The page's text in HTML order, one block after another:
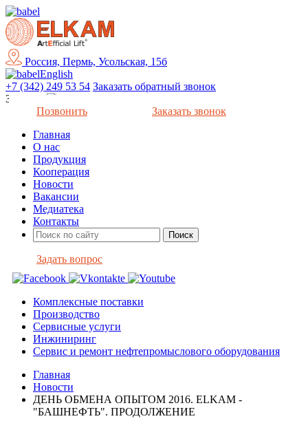
Россия, Пермь, Усольская, 15б
English
+7 (342) 249 53 54 Заказать обратный звонок
Закрыть
Позвонить
Заказать звонок
Главная
О нас
Продукция
Кооперация
Новости
Вакансии
Медиатека
Контакты
Задать вопрос
Комплексные поставки
Производство
Сервисные услуги
Инжиниринг
Сервис и ремонт нефтепромыслового оборудования
Главная
Новости
ДЕНЬ ОБМЕНА ОПЫТОМ 2016. ELKAM -
"БАШНЕФТЬ". ПРОДОЛЖЕНИЕ